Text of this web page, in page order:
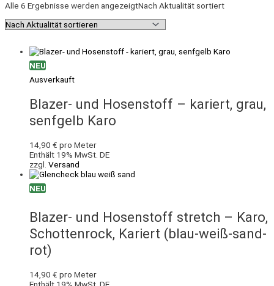
Alle 6 Ergebnisse werden angezeigtNach Aktualität sortiert
NEU
Ausverkauft
Blazer- und Hosenstoff – kariert, grau,
senfgelb Karo
14,90 € pro Meter
Enthält 19% MwSt. DE
zzgl. Versand
NEU
Blazer- und Hosenstoff stretch – Karo,
Schottenrock, Kariert (blau-weiß-sand-
rot)
14,90 € pro Meter